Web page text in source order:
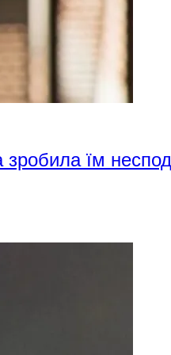
зробила їм